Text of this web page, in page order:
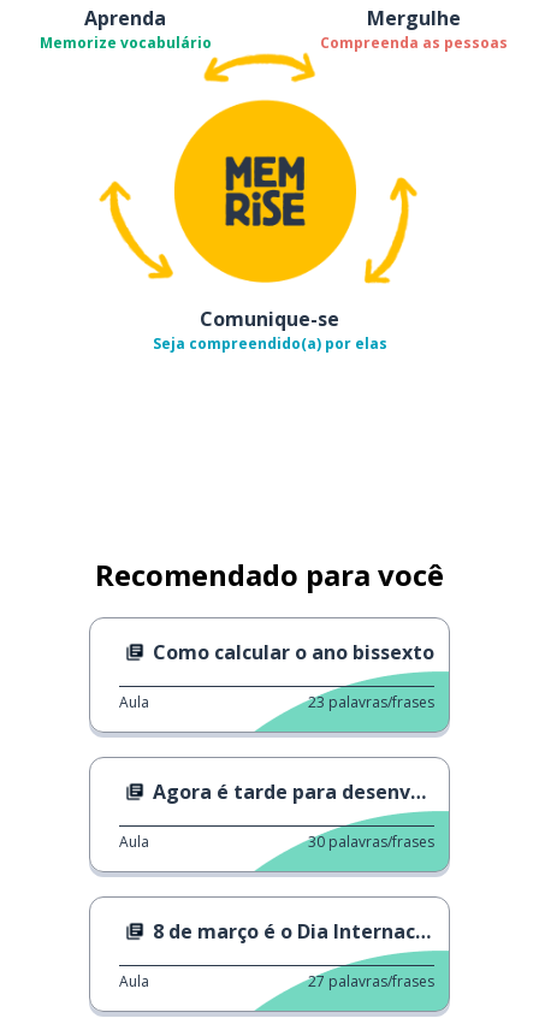
Aprenda
Memorize vocabulário
Mergulhe
Compreenda as pessoas
Comunique-se
Seja compreendido(a) por elas
Recomendado para você
Como calcular o ano bissexto
Aula 23 palavras/frases
Agora é tarde para desenvolver IA?
Aula 30 palavras/frases
8 de março é o Dia Internacional da Mulher
Aula 27 palavras/frases